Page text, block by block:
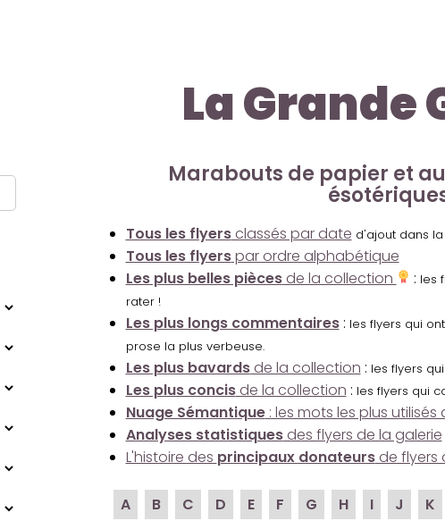
La Grande
Marabouts de papier et
Tous les flyersclassés par date d'ajout dans
Tous les flyerspar ordre alphabétique
Les plus belles piècesde la collection : les
rater !
Les plus longs commentaires: les flyers qui ont
prose la plus verbeuse.
Les plus bavardsde la collection : les flyers
Les plus concisde la collection : les flyers qui
Nuage Sémantique: les mots les plus
Analyses statistiquesdes flyers de la galerie
L'histoire des principaux donateursde flyers
A B C D E F G H I J K